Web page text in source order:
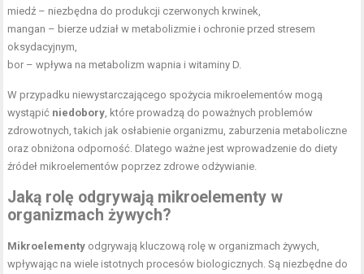
miedź – niezbędna do produkcji czerwonych krwinek,
mangan – bierze udział w metabolizmie i ochronie przed stresem
oksydacyjnym,
bor – wpływa na metabolizm wapnia i witaminy D.
W przypadku niewystarczającego spożycia mikroelementów mogą
wystąpić niedobory , które prowadzą do poważnych problemów
zdrowotnych, takich jak osłabienie organizmu, zaburzenia metaboliczne
oraz obniżona odporność. Dlatego ważne jest wprowadzenie do diety
źródeł mikroelementów poprzez zdrowe odżywianie.
Jaką rolę odgrywają mikroelementy w
organizmach żywych?
Mikroelementy odgrywają kluczową rolę w organizmach żywych,
wpływając na wiele istotnych procesów biologicznych. Są niezbędne do